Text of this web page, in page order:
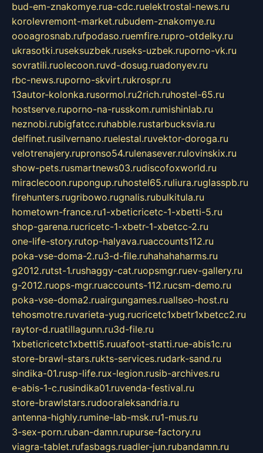
bud-em-znakomye.rua-cdc.ruelektrostal-news.ru
korolevremont-market.rubudem-znakomye.ru
oooagrosnab.rufpodaso.ruemfire.rupro-otdelky.ru
ukrasotki.ruseksuzbek.ruseks-uzbek.ruporno-vk.ru
sovratili.ruolecoon.ruvd-dosug.ruadonyev.ru
rbc-news.ruporno-skvirt.rukrospr.ru
13autor-kolonka.rusormol.ru2rich.ruhostel-65.ru
hostserve.ruporno-na-russkom.rumishinlab.ru
neznobi.rubigfatcc.ruhabble.rustarbucksvia.ru
delfinet.rusilvernano.ruelestal.ruvektor-doroga.ru
velotrenajery.rupronso54.rulenasever.rulovinskix.ru
show-pets.rusmartnews03.rudiscofoxworld.ru
miraclecoon.rupongup.ruhostel65.ruliura.ruglasspb.ru
firehunters.rugribowo.rugnalis.rubulkitula.ru
hometown-france.ru1-xbeticricetc-1-xbetti-5.ru
shop-garena.rucricetc-1-xbetr-1-xbetcc-2.ru
one-life-story.rutop-halyava.ruaccounts112.ru
poka-vse-doma-2.ru3-d-file.ruhahahaharms.ru
g2012.rutst-1.rushaggy-cat.ruopsmgr.ruev-gallery.ru
g-2012.ruops-mgr.ruaccounts-112.rucsm-demo.ru
poka-vse-doma2.ruairgungames.ruallseo-host.ru
tehosmotre.ruvarieta-yug.rucricetc1xbetr1xbetcc2.ru
raytor-d.ruatillagunn.ru3d-file.ru
1xbeticricetc1xbetti5.ruuafoot-statti.rue-abis1c.ru
store-brawl-stars.rukts-services.rudark-sand.ru
sindika-01.rusp-life.rux-legion.rusib-archives.ru
e-abis-1-c.rusindika01.ruvenda-festival.ru
store-brawlstars.rudooraleksandria.ru
antenna-highly.rumine-lab-msk.ru1-mus.ru
3-sex-porn.ruban-damn.rupurse-factory.ru
viagra-tablet.rufasbags.ruadler-jun.rubandamn.ru